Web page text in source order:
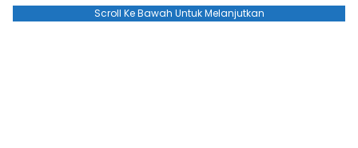
Scroll Ke Bawah Untuk Melanjutkan